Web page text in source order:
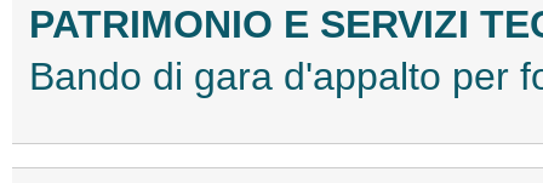
PATRIMONIO E SERVIZI
Bando di gara d'appalto per